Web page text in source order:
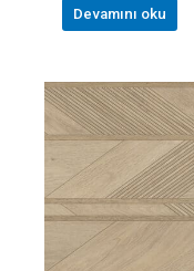
Devamını oku